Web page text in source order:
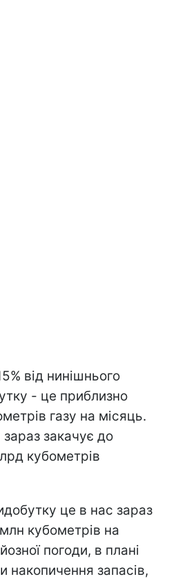
від нинішнього
- це приблизно
газу на місяць.
закачує до
кубометрів
це в нас зараз
кубометрів на
погоди, в плані
накопичення запасів,